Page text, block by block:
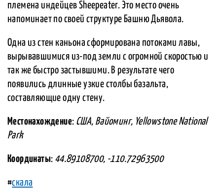
племена индейцев Sheepeater. Это место очень
напоминает по своей структуре Башню Дьявола.
Одна из стен каньона сформирована потоками лавы,
вырывавшимися из-под земли с огромной скоростью и
так же быстро застывшими. В результате чего
появились длинные узкие столбы базальта,
составляющие одну стену.
Местонахождение: США, Вайоминг, Yellowstone National
Park
Координаты: 44.89108700, -110.72963500
#скала